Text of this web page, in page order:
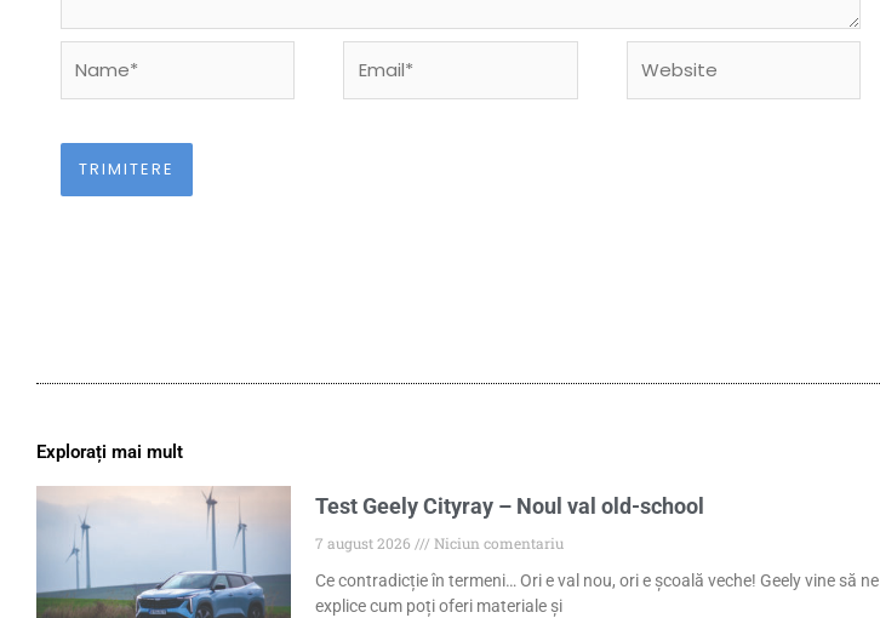
Explorați mai mult
Test Geely Cityray – Noul val old-school
7 august 2026
Niciun comentariu
Ce contradicție în termeni… Ori e val nou, ori e școală veche! Geely vine să ne
explice cum poți oferi materiale și